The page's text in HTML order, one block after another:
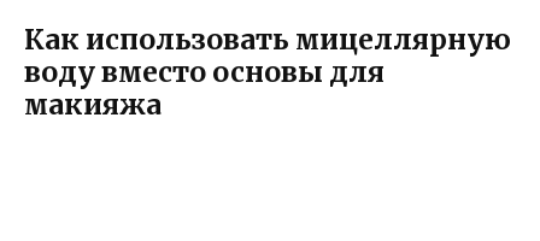
Как использовать мицеллярную
воду вместо основы для
макияжа